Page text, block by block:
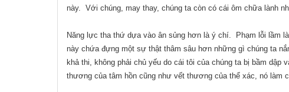
này. Với chúng, may thay, chúng ta còn có cái ôm chữa lành
Năng lực tha thứ dựa vào ân sủng hơn là ý chí. Phạm lỗi lầm
này chứa đựng một sự thật thâm sâu hơn những gì chúng ta
khả thi, không phải chủ yếu do cái tôi của chúng ta bị bầm dập
thương của tâm hồn cũng như vết thương của thể xác, nó làm